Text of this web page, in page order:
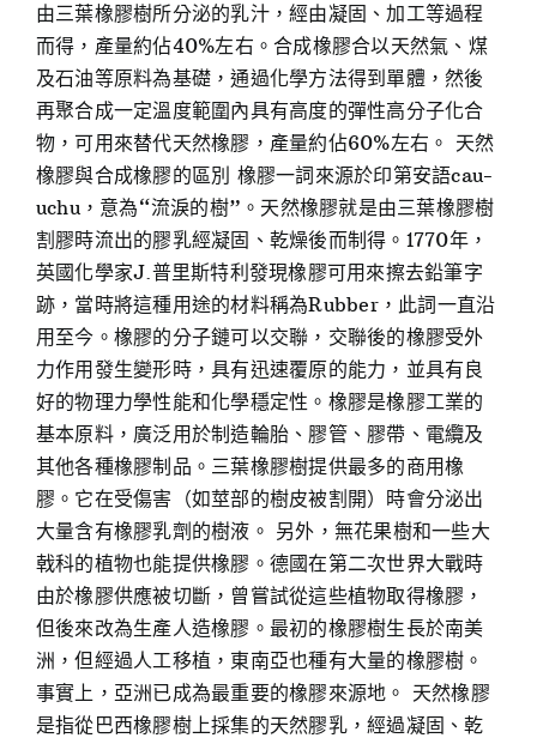
由三葉橡膠樹所分泌的乳汁，經由凝固、加工等過程
而得，產量約佔40%左右。合成橡膠合以天然氣、煤
及石油等原料為基礎，通過化學方法得到單體，然後
再聚合成一定溫度範圍內具有高度的彈性高分子化合
物，可用來替代天然橡膠，產量約佔60%左右。 天然
橡膠與合成橡膠的區別 橡膠一詞來源於印第安語cau-
uchu，意為“流淚的樹”。天然橡膠就是由三葉橡膠樹
割膠時流出的膠乳經凝固、乾燥後而制得。1770年，
英國化學家J.普里斯特利發現橡膠可用來擦去鉛筆字
跡，當時將這種用途的材料稱為Rubber，此詞一直沿
用至今。橡膠的分子鏈可以交聯，交聯後的橡膠受外
力作用發生變形時，具有迅速覆原的能力，並具有良
好的物理力學性能和化學穩定性。橡膠是橡膠工業的
基本原料，廣泛用於制造輪胎、膠管、膠帶、電纜及
其他各種橡膠制品。三葉橡膠樹提供最多的商用橡
膠。它在受傷害（如莖部的樹皮被割開）時會分泌出
大量含有橡膠乳劑的樹液。 另外，無花果樹和一些大
戟科的植物也能提供橡膠。德國在第二次世界大戰時
由於橡膠供應被切斷，曾嘗試從這些植物取得橡膠，
但後來改為生產人造橡膠。最初的橡膠樹生長於南美
洲，但經過人工移植，東南亞也種有大量的橡膠樹。
事實上，亞洲已成為最重要的橡膠來源地。 天然橡膠
是指從巴西橡膠樹上採集的天然膠乳，經過凝固、乾